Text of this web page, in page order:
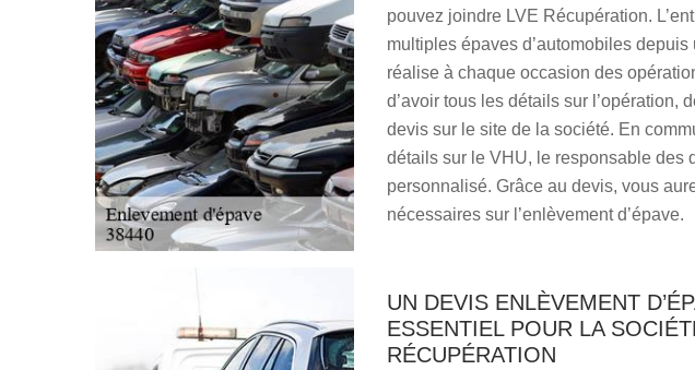
pouvez joindre LVE Récupération.
multiples épaves d’automobiles
réalise à chaque occasion des
d’avoir tous les détails sur l’opération,
devis sur le site de la société. En
détails sur le VHU, le responsable des
personnalisé. Grâce au devis, vous
nécessaires sur l’enlèvement d’épave.
UN DEVIS ENLÈVEMENT
ESSENTIEL POUR LA
RÉCUPÉRATION